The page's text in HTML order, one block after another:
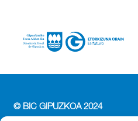
© BIC GIPUZKOA 2024